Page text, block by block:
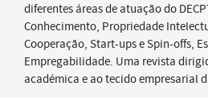
diferentes áreas de atuação do
Conhecimento, Propriedade
Cooperação, Start-ups e Spin-offs,
Empregabilidade. Uma revista
académica e ao tecido empresarial